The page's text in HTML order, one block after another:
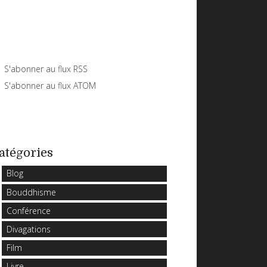
S'abonner au flux RSS
S'abonner au flux ATOM
Blog
Bouddhisme
Conférence
Divagations
Film